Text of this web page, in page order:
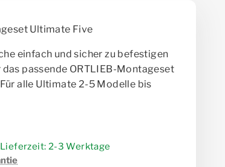
Ultimate Five
einfach und sicher zu befestigen
passende ORTLIEB-Montageset
alle Ultimate 2-5 Modelle bis
2-3 Werktage